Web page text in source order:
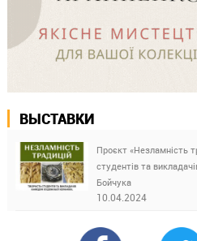
ВЫСТАВКИ
Проєкт «Незламність
студентів та
Бойчука
10.04.2024